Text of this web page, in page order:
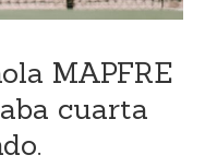
MAPFRE
cuarta